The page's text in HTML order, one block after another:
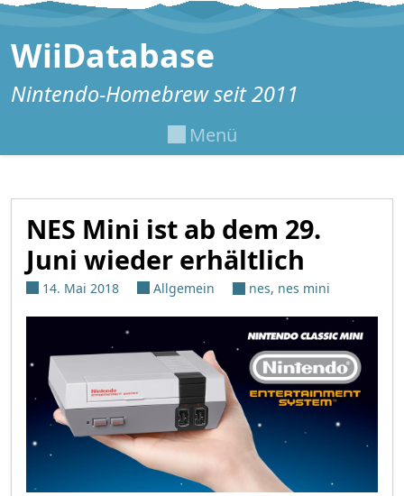
Zum Inhalt springen
WiiDatabase
Nintendo-Homebrew seit 2011
Menü
NES Mini ist ab dem 29.
Juni wieder erhältlich
14. Mai 2018 Allgemein nes, nes mini